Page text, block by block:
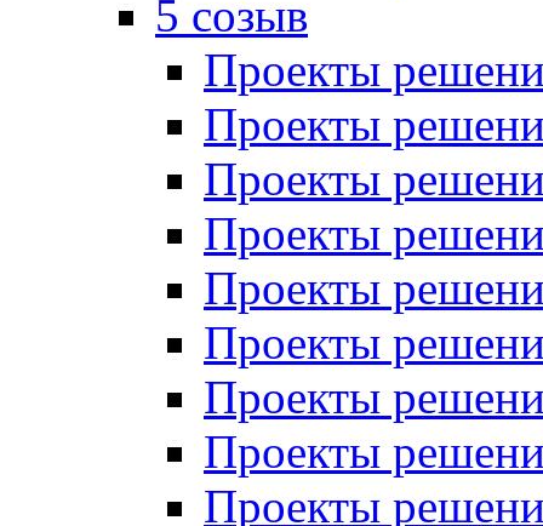
5 созыв
Проекты
Проекты
Проекты
Проекты
Проекты
Проекты
Проекты
Проекты
Проекты